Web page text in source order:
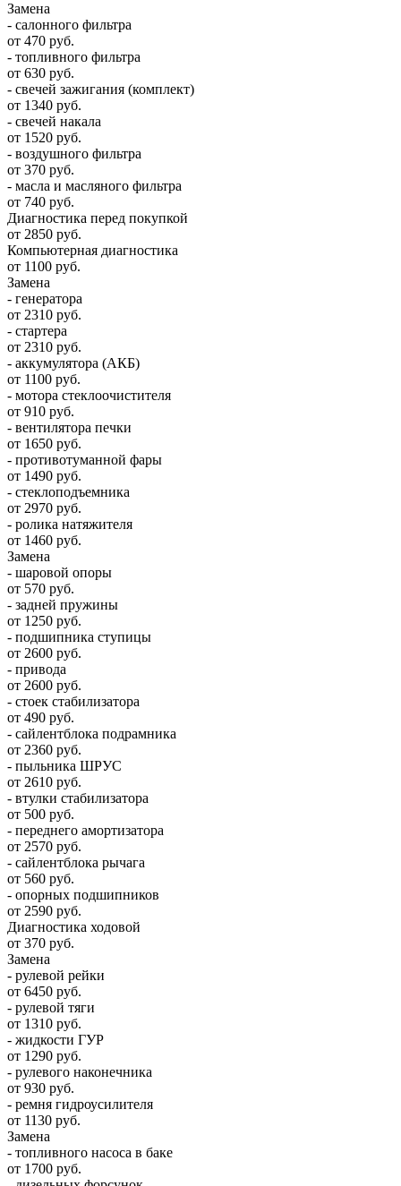
Замена
- салонного фильтра
от 470 руб.
- топливного фильтра
от 630 руб.
- свечей зажигания (комплект)
от 1340 руб.
- свечей накала
от 1520 руб.
- воздушного фильтра
от 370 руб.
- масла и масляного фильтра
от 740 руб.
Диагностика перед покупкой
от 2850 руб.
Компьютерная диагностика
от 1100 руб.
Замена
- генератора
от 2310 руб.
- стартера
от 2310 руб.
- аккумулятора (АКБ)
от 1100 руб.
- мотора стеклоочистителя
от 910 руб.
- вентилятора печки
от 1650 руб.
- противотуманной фары
от 1490 руб.
- стеклоподъемника
от 2970 руб.
- ролика натяжителя
от 1460 руб.
Замена
- шаровой опоры
от 570 руб.
- задней пружины
от 1250 руб.
- подшипника ступицы
от 2600 руб.
- привода
от 2600 руб.
- стоек стабилизатора
от 490 руб.
- сайлентблока подрамника
от 2360 руб.
- пыльника ШРУС
от 2610 руб.
- втулки стабилизатора
от 500 руб.
- переднего амортизатора
от 2570 руб.
- сайлентблока рычага
от 560 руб.
- опорных подшипников
от 2590 руб.
Диагностика ходовой
от 370 руб.
Замена
- рулевой рейки
от 6450 руб.
- рулевой тяги
от 1310 руб.
- жидкости ГУР
от 1290 руб.
- рулевого наконечника
от 930 руб.
- ремня гидроусилителя
от 1130 руб.
Замена
- топливного насоса в баке
от 1700 руб.